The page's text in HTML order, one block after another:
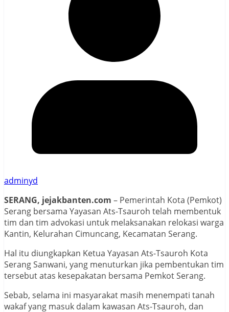
adminyd
SERANG, jejakbanten.com – Pemerintah Kota (Pemkot)
Serang bersama Yayasan Ats-Tsauroh telah membentuk
tim dan tim advokasi untuk melaksanakan relokasi warga
Kantin, Kelurahan Cimuncang, Kecamatan Serang.
Hal itu diungkapkan Ketua Yayasan Ats-Tsauroh Kota
Serang Sanwani, yang menuturkan jika pembentukan tim
tersebut atas kesepakatan bersama Pemkot Serang.
Sebab, selama ini masyarakat masih menempati tanah
wakaf yang masuk dalam kawasan Ats-Tsauroh, dan